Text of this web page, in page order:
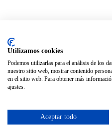
Utilizamos cookies
Podemos utilizarlas para el análisis de los
nuestro sitio web, mostrar contenido
en el sitio web. Para obtener más
ajustes.
Aceptar todo